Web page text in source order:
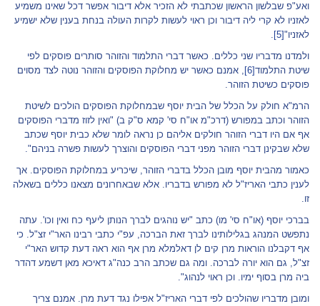
ואע"פ שבלשון הראשון שכתבתי לא הזכיר אלא דיבור אפשר דכל שאינו משמיע
לאזניו לא קרי ליה דיבור וכן ראוי לעשות לקרות העולה בנחת בענין שלא ישמיע
לאזניו"[5]
.
ולמדנו מדבריו שני כללים. כאשר דברי התלמוד והזוהר סותרים פוסקים לפי
שיטת התלמוד[6]
, אמנם כאשר יש מחלוקת הפוסקים והזוהר נוטה לצד מסוים
פוסקים כשיטת הזוהר.
הרמ"א חולק על הכלל של הבית יוסף שבמחלוקת הפוסקים הולכים לשיטת
הזוהר וכתב במפורש (דרכ"מ או"ח סי' קמא ס"ק ב) "ואין לזוז מדברי הפוסקים
אף אם היו דברי הזוהר חולקים אליהם כן נראה לומר שלא כבית יוסף שכתב
שלא שבקינן דברי הזוהר מפני דברי הפוסקים והוצרך לעשות פשרה בניהם".
כאמור מהבית יוסף מובן הכלל בדברי הזוהר, שיכריע במחלוקת הפוסקים. אך
לענין כתבי האריז"ל לא מפורש בדבריו. אלא שבאחרונים מצאנו כללים בשאלה
זו.
בברכי יוסף (או"ח סי' מו) כתב "יש נוהגים לברך הנותן ליעף כח ואין וכו'. עתה
נתפשט המנהג בגלילותינו לברך זאת הברכה, עפ"י כתבי רבינו האר"י זצ"ל. כי
אף דקבלנו הוראות מרן קים לן דאלמלא מרן אף הוא ראה דעת קדוש האר"י
זצ"ל, גם הוא יורה לברכה. ומה גם שכתב הרב כנה"ג דאיכא מאן דשמע דהדר
ביה מרן בסוף ימיו. וכן ראוי לנהוג".
ומובן מדבריו שהולכים לפי דברי האריז"ל אפילו נגד דעת מרן. אמנם צריך